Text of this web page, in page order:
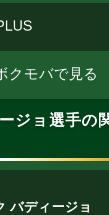
クモバで見る
ジョ選手の
バディージョ